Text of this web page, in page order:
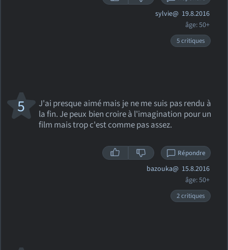
sylvie@ 19.8.2016
âge: 50+
5 critiques
J'ai presque aimé mais je ne me suis pas rendu à
la fin. Je peux bien croire à l'imagination pour un
film mais trop c'est comme pas assez.
5
Répondre
bazouka@ 15.8.2016
âge: 50+
2 critiques